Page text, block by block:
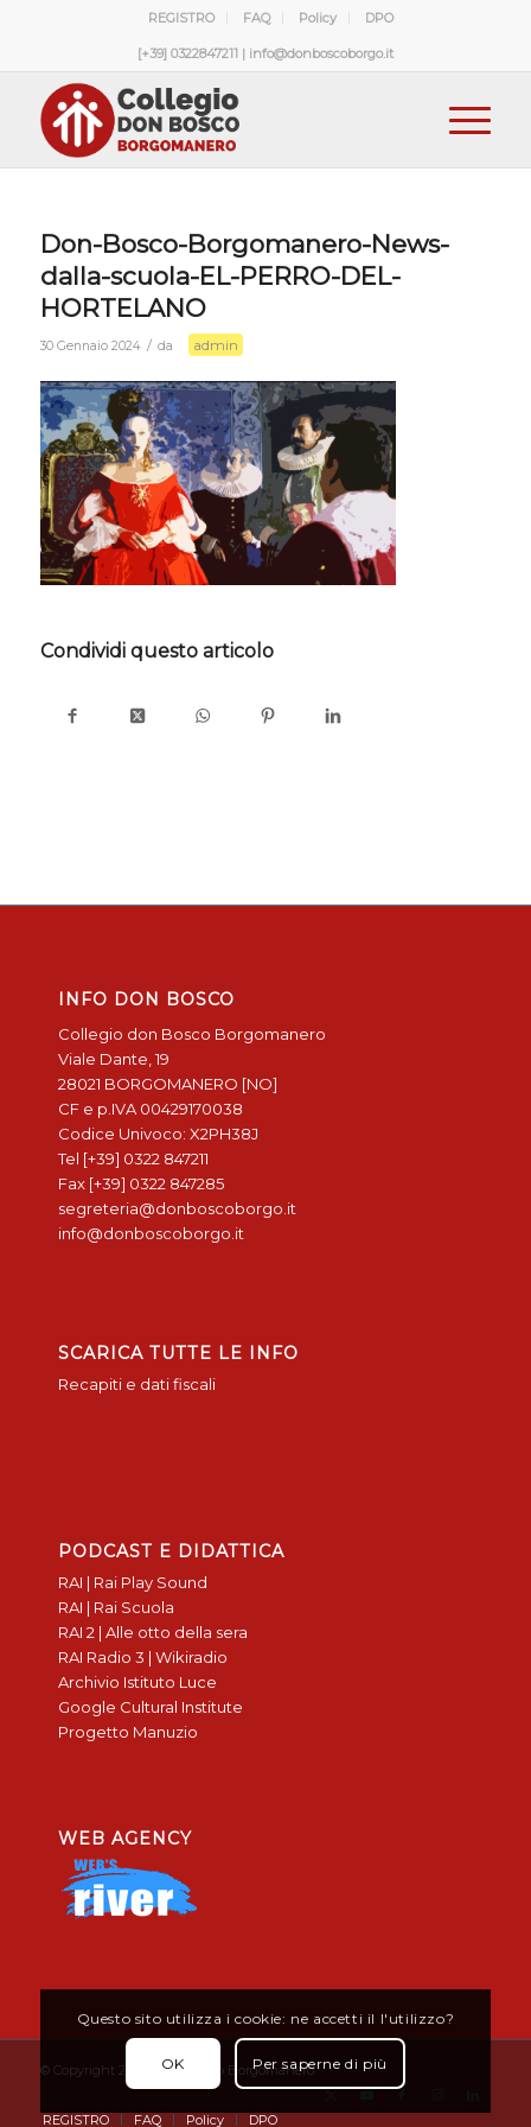
REGISTRO FAQ Policy DPO
[+39] 0322847211 | info@donboscoborgo.it
Don-Bosco-Borgomanero-News-
dalla-scuola-EL-PERRO-DEL-
HORTELANO
30 Gennaio 2024 / da admin
Condividi questo articolo
INFO DON BOSCO
Collegio don Bosco Borgomanero
Viale Dante, 19
28021 BORGOMANERO [NO]
CF e p.IVA 00429170038
Codice Univoco: X2PH38J
Tel [+39] 0322 847211
Fax [+39] 0322 847285
segreteria@donboscoborgo.it
info@donboscoborgo.it
SCARICA TUTTE LE INFO
Recapiti e dati fiscali
PODCAST E DIDATTICA
RAI | Rai Play Sound
RAI | Rai Scuola
RAI 2 | Alle otto della sera
RAI Radio 3 | Wikiradio
Archivio Istituto Luce
Google Cultural Institute
Progetto Manuzio
WEB AGENCY
© Copyright 2019 - Don Bosco Borgomanero
REGISTRO FAQ Policy DPO
Questo sito utilizza i cookie: ne accetti il l'utilizzo?
OK Per saperne di più